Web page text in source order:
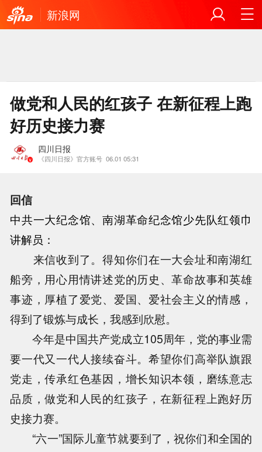
新浪网
做党和人民的红孩子 在新征程上跑
好历史接力赛
四川日报
《四川日报》官方账号 06.01 05:31
回信
中共一大纪念馆、南湖革命纪念馆少先队红领巾
讲解员：
来信收到了。得知你们在一大会址和南湖红
船旁，用心用情讲述党的历史、革命故事和英雄
事迹，厚植了爱党、爱国、爱社会主义的情感，
得到了锻炼与成长，我感到欣慰。
今年是中国共产党成立105周年，党的事业需
要一代又一代人接续奋斗。希望你们高举队旗跟
党走，传承红色基因，增长知识本领，磨练意志
品质，做党和人民的红孩子，在新征程上跑好历
史接力赛。
“六一”国际儿童节就要到了，祝你们和全国的